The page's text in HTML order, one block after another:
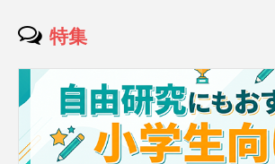
特集